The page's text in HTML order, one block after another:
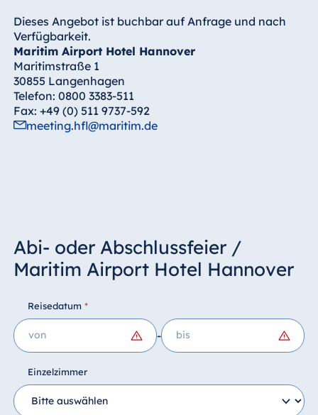
Dieses Angebot ist buchbar auf Anfrage und nach
Verfügbarkeit.
Maritim Airport Hotel Hannover
Maritimstraße 1
30855 Langenhagen
Telefon: 0800 3383-511
Fax: +49 (0) 511 9737-592
meeting.hfl@maritim.de
Abi- oder Abschlussfeier /
Maritim Airport Hotel Hannover
Reisedatum *
-
Einzelzimmer